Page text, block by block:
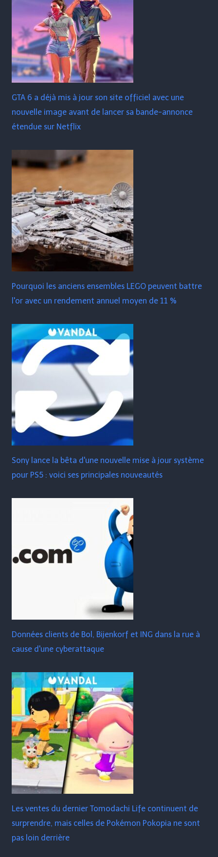
GTA 6 a déjà mis à jour son site officiel avec une
nouvelle image avant de lancer sa bande-annonce
étendue sur Netflix
Pourquoi les anciens ensembles LEGO peuvent battre
l'or avec un rendement annuel moyen de 11 %
Sony lance la bêta d'une nouvelle mise à jour système
pour PS5 : voici ses principales nouveautés
Données clients de Bol, Bijenkorf et ING dans la rue à
cause d'une cyberattaque
Les ventes du dernier Tomodachi Life continuent de
surprendre, mais celles de Pokémon Pokopia ne sont
pas loin derrière